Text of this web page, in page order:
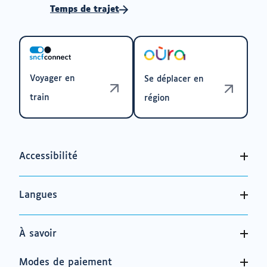
Temps de trajet
Voyager en
train
Se déplacer en
région
Accessibilité
Langues
À savoir
Modes de paiement